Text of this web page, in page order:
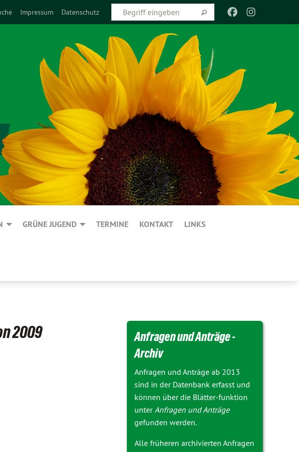
Impressum Datenschutz
GRÜNE JUGEND TERMINE KONTAKT LINKS
2009
Anfragen und Anträge -
Archiv
Anfragen und Anträge ab 2013
sind in der Datenbank erfasst und
können über die Blätter-funktion
unterAnfragen und Anträge
gefunden werden.
Alle früheren archivierten Anfragen